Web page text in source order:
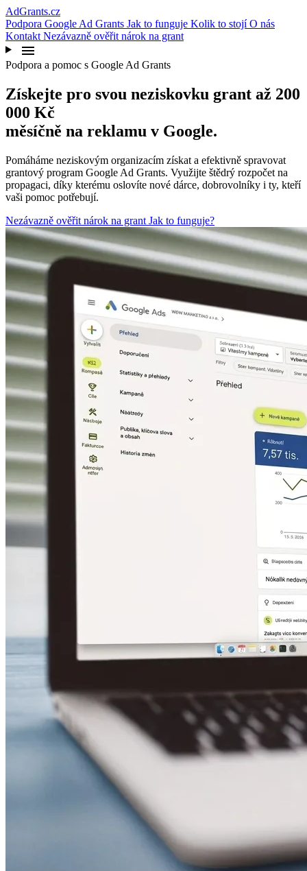
AdGrants.cz
Podpora Google Ad Grants Jak to funguje Kolik to stojíO nás
Kontakt Nezávazně ověřit nárok na grant
menu
Podpora a pomoc s Google Ad Grants
Získejte pro svou neziskovku grant až 200
000 Kč
měsíčně na reklamu v Google.
Pomáháme neziskovým organizacím získat a efektivně spravovat
grantový program Google Ad Grants. Využijte štědrý rozpočet na
propagaci, díky kterému oslovíte nové dárce, dobrovolníky i ty, kteří
vaši pomoc potřebují.
Nezávazně ověřit nárok na grant Jak to funguje?